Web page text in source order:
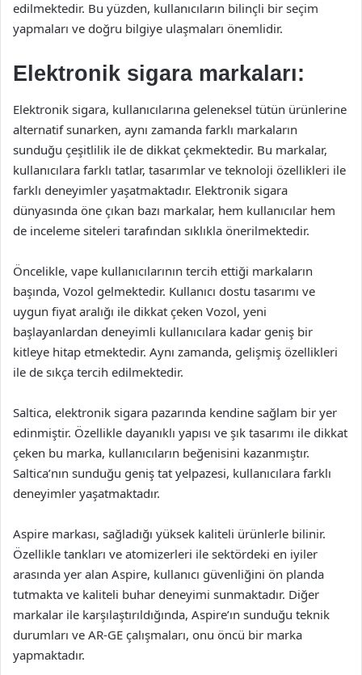
edilmektedir. Bu yüzden, kullanıcıların bilinçli bir seçim
yapmaları ve doğru bilgiye ulaşmaları önemlidir.
Elektronik sigara markaları:
Elektronik sigara, kullanıcılarına geleneksel tütün ürünlerine
alternatif sunarken, aynı zamanda farklı markaların
sunduğu çeşitlilik ile de dikkat çekmektedir. Bu markalar,
kullanıcılara farklı tatlar, tasarımlar ve teknoloji özellikleri ile
farklı deneyimler yaşatmaktadır. Elektronik sigara
dünyasında öne çıkan bazı markalar, hem kullanıcılar hem
de inceleme siteleri tarafından sıklıkla önerilmektedir.
Öncelikle, vape kullanıcılarının tercih ettiği markaların
başında, Vozol gelmektedir. Kullanıcı dostu tasarımı ve
uygun fiyat aralığı ile dikkat çeken Vozol, yeni
başlayanlardan deneyimli kullanıcılara kadar geniş bir
kitleye hitap etmektedir. Aynı zamanda, gelişmiş özellikleri
ile de sıkça tercih edilmektedir.
Saltica, elektronik sigara pazarında kendine sağlam bir yer
edinmiştir. Özellikle dayanıklı yapısı ve şık tasarımı ile dikkat
çeken bu marka, kullanıcıların beğenisini kazanmıştır.
Saltica’nın sunduğu geniş tat yelpazesi, kullanıcılara farklı
deneyimler yaşatmaktadır.
Aspire markası, sağladığı yüksek kaliteli ürünlerle bilinir.
Özellikle tankları ve atomizerleri ile sektördeki en iyiler
arasında yer alan Aspire, kullanıcı güvenliğini ön planda
tutmakta ve kaliteli buhar deneyimi sunmaktadır. Diğer
markalar ile karşılaştırıldığında, Aspire’ın sunduğu teknik
durumları ve AR-GE çalışmaları, onu öncü bir marka
yapmaktadır.